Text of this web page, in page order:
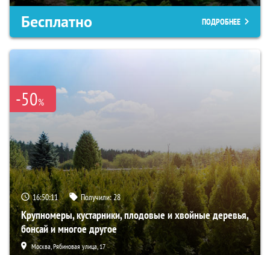
Бесплатно ПОДРОБНЕЕ
-50%
16:50:10 Получили:28
Крупномеры, кустарники, плодовые и хвойные деревья,
бонсай и многое другое
Москва, Рябиновая улица, 17